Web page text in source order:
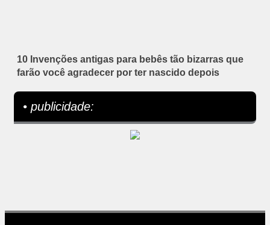
10 Invenções antigas para bebês tão bizarras que
farão você agradecer por ter nascido depois
• publicidade: